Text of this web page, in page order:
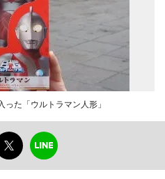
た「ウルトラマン人形」